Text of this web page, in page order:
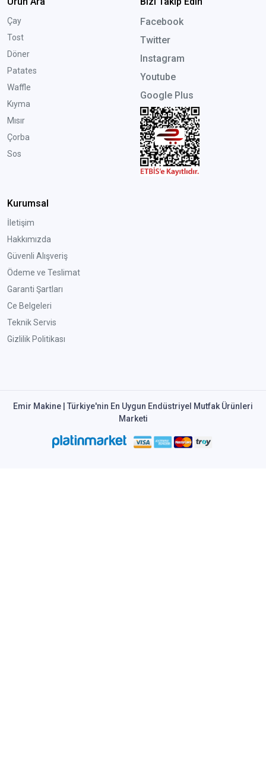
Çay
Tost
Döner
Patates
Waffle
Kıyma
Mısır
Çorba
Sos
Facebook
Twitter
Instagram
Youtube
Google Plus
Kurumsal
İletişim
Hakkımızda
Güvenli Alışveriş
Ödeme ve Teslimat
Garanti Şartları
Ce Belgeleri
Teknik Servis
Gizlilik Politikası
Emir Makine | Türkiye'nin En Uygun Endüstriyel Mutfak Ürünleri
Marketi